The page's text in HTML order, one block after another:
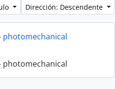
Dirección: Descendente
photomechanical
photomechanical